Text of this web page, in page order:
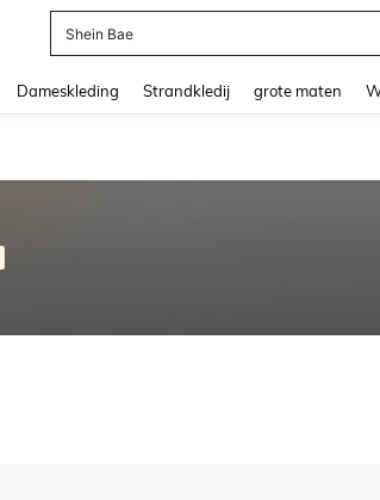
Shein Bae
Dameskleding Strandkledij grote maten